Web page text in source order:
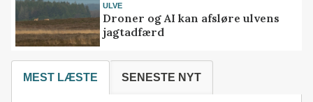
ULVE
Droner og AI kan afsløre ulvens
jagtadfærd
MEST LÆSTE SENESTE NYT